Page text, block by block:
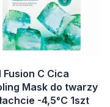
Fusion C Cica
Mask do twarzy
-4,5°C 1szt